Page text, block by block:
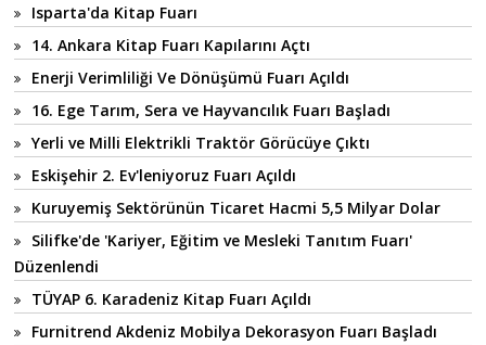
Isparta'da Kitap Fuarı
14. Ankara Kitap Fuarı Kapılarını Açtı
Enerji Verimliliği Ve Dönüşümü Fuarı Açıldı
16. Ege Tarım, Sera ve Hayvancılık Fuarı Başladı
Yerli ve Milli Elektrikli Traktör Görücüye Çıktı
Eskişehir 2. Ev'leniyoruz Fuarı Açıldı
Kuruyemiş Sektörünün Ticaret Hacmi 5,5 Milyar Dolar
Silifke'de 'Kariyer, Eğitim ve Mesleki Tanıtım Fuarı'
Düzenlendi
TÜYAP 6. Karadeniz Kitap Fuarı Açıldı
Furnitrend Akdeniz Mobilya Dekorasyon Fuarı Başladı